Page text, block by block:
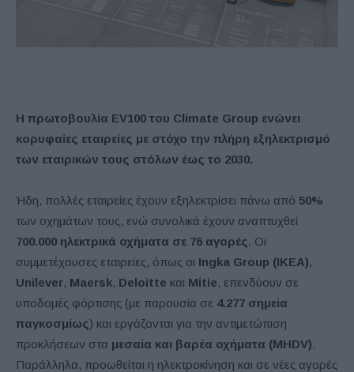
Η πρωτοβουλία EV100 του Climate Group ενώνει
κορυφαίες εταιρείες με στόχο την πλήρη εξηλεκτρισμό
των εταιρικών τους στόλων έως το 2030.
Ήδη, πολλές εταιρείες έχουν εξηλεκτρίσει πάνω από 50%
των οχημάτων τους, ενώ συνολικά έχουν αναπτυχθεί
700.000 ηλεκτρικά οχήματα σε 76 αγορές . Οι
συμμετέχουσες εταιρείες, όπως οι Ingka Group (IKEA),
Unilever, Maersk, Deloitte και Mitie, επενδύουν σε
υποδομές φόρτισης (με παρουσία σε 4.277 σημεία
παγκοσμίως) και εργάζονται για την αντιμετώπιση
προκλήσεων στα μεσαία και βαρέα οχήματα (MHDV).
Παράλληλα, προωθείται η ηλεκτροκίνηση και σε νέες αγορές